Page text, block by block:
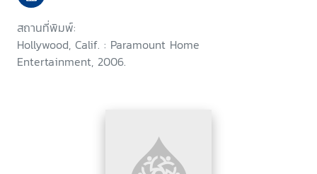
สถานที่พิมพ์:
Hollywood, Calif. : Paramount Home
Entertainment, 2006.